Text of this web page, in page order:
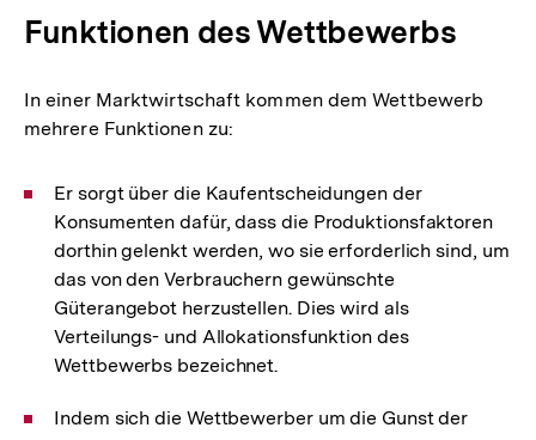
Funktionen des Wettbewerbs
In einer Marktwirtschaft kommen dem Wettbewerb
mehrere Funktionen zu:
Er sorgt über die Kaufentscheidungen der
Konsumenten dafür, dass die Produktionsfaktoren
dorthin gelenkt werden, wo sie erforderlich sind, um
das von den Verbrauchern gewünschte
Güterangebot herzustellen. Dies wird als
Verteilungs- und Allokationsfunktion des
Wettbewerbs bezeichnet.
Indem sich die Wettbewerber um die Gunst der